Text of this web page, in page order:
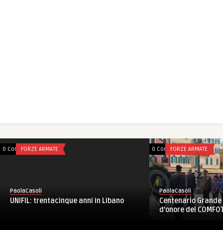
0 CommentsFORZE ARMATE
PaolaCasoli
UNIFIL: trentacinque anni in Libano
0 CommentsFORZE ARMATE
PaolaCasoli
Centenario
d’onore del